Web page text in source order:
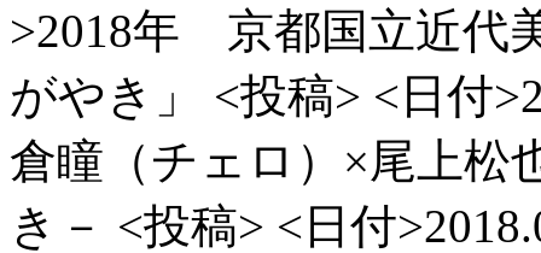
>2018年 京都国立近代
がやき」
<投稿> <日付
倉瞳（チェロ）×尾上
き－ <投稿> <日付